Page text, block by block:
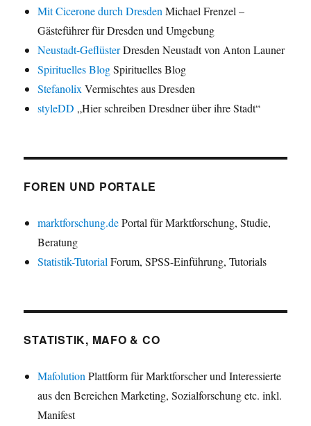
Mit Cicerone durch DresdenMichael Frenzel –
Gästeführer für Dresden und Umgebung
Neustadt-GeflüsterDresden Neustadt von Anton Launer
Spirituelles BlogSpirituelles Blog
StefanolixVermischtes aus Dresden
styleDD „Hier schreiben Dresdner über ihre Stadt“
FOREN UND PORTALE
marktforschung.dePortal für Marktforschung, Studie,
Beratung
Statistik-TutorialForum, SPSS-Einführung, Tutorials
STATISTIK, MAFO & CO
MafolutionPlattform für Marktforscher und Interessierte
aus den Bereichen Marketing, Sozialforschung etc. inkl.
Manifest